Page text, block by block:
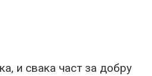
и свака част за добру